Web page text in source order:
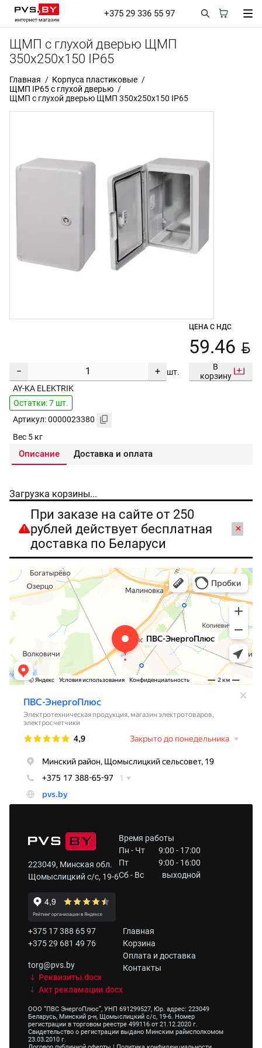
+375 29 336 55 97
ЩМП с глухой дверью ЩМП
350х250х150 IP65
Главная
Корпуса пластиковые
ЩМП IP65 с глухой дверью
ЩМП с глухой дверью ЩМП 350х250х150 IP65
− + шт.
ЦЕНА С НДС
59.46 BYN
В
корзину
AY-KA ELEKTRIK
Остатки: 7 шт.
Артикул: 0000023380
Вес 5 кг
Описание Доставка и оплата
Загрузка корзины...
При заказе на сайте от 250
рублей действует бесплатная
доставка по Беларуси
×
223049, Минская обл.
Щомыслицкий с/с, 19-6
Время работы
Пн - Чт
9:00 - 17:00
Пт
9:00 - 16:00
Сб - Вс
выходной
+375 17 388 65 97
+375 29 681 49 76
torg@pvs.by
Реквизиты.docx
Акт рекламации.docx
Главная
Корзина
Оплата и доставка
Контакты
ООО “ПВС ЭнергоПлюс”, УНП 691299527, Юр. адрес: 223049
Беларусь, Минский р-н, Щомыслицкий с/с, 19-6. Номер
регистрации в торговом реестре 499116 от 21.12.2020 г.
Свидетельство о регистрации выдано Минским райисполкомом
23.03.2010 г.